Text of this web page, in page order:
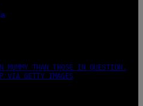
MUMMY THAN THOSE IN QUESTION.
VIA GETTY IMAGES